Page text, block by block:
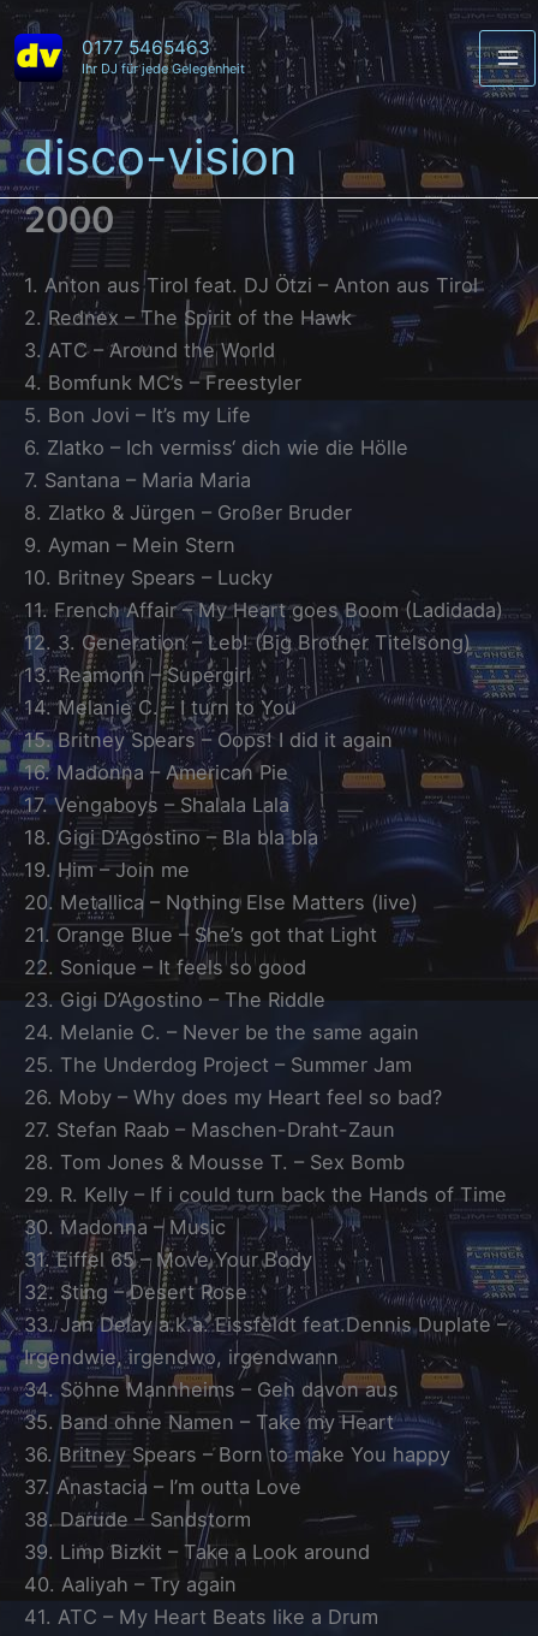
Zum
Inhalt
springen
0177 5465463
Ihr DJ für jede Gelegenheit
disco-vision
2000
1. Anton aus Tirol feat. DJ Ötzi – Anton aus Tirol
2. Rednex – The Spirit of the Hawk
3. ATC – Around the World
4. Bomfunk MC’s – Freestyler
5. Bon Jovi – It’s my Life
6. Zlatko – Ich vermiss‘ dich wie die Hölle
7. Santana – Maria Maria
8. Zlatko & Jürgen – Großer Bruder
9. Ayman – Mein Stern
10. Britney Spears – Lucky
11. French Affair – My Heart goes Boom (Ladidada)
12. 3. Generation – Leb! (Big Brother Titelsong)
13. Reamonn – Supergirl
14. Melanie C. – I turn to You
15. Britney Spears – Oops! I did it again
16. Madonna – American Pie
17. Vengaboys – Shalala Lala
18. Gigi D’Agostino – Bla bla bla
19. Him – Join me
20. Metallica – Nothing Else Matters (live)
21. Orange Blue – She’s got that Light
22. Sonique – It feels so good
23. Gigi D’Agostino – The Riddle
24. Melanie C. – Never be the same again
25. The Underdog Project – Summer Jam
26. Moby – Why does my Heart feel so bad?
27. Stefan Raab – Maschen-Draht-Zaun
28. Tom Jones & Mousse T. – Sex Bomb
29. R. Kelly – If i could turn back the Hands of Time
30. Madonna – Music
31. Eiffel 65 – Move Your Body
32. Sting – Desert Rose
33. Jan Delay a.k.a. Eissfeldt feat.Dennis Duplate –
Irgendwie, irgendwo, irgendwann
34. Söhne Mannheims – Geh davon aus
35. Band ohne Namen – Take my Heart
36. Britney Spears – Born to make You happy
37. Anastacia – I’m outta Love
38. Darude – Sandstorm
39. Limp Bizkit – Take a Look around
40. Aaliyah – Try again
41. ATC – My Heart Beats like a Drum